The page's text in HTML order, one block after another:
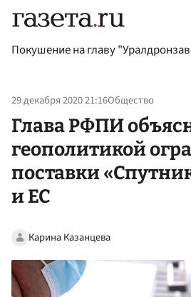
Покушение на главу
29 декабря 2020 21:16Общество
Глава РФПИ
геополитикой
поставки
и ЕС
Карина Казанцева